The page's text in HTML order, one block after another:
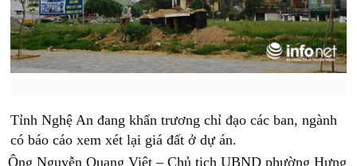
Tỉnh Nghệ An đang khẩn trương chỉ đạo các ban, ngành
có báo cáo xem xét lại giá đất ở dự án.
Ông Nguyễn Quang Việt – Chủ tịch UBND phường Hưng